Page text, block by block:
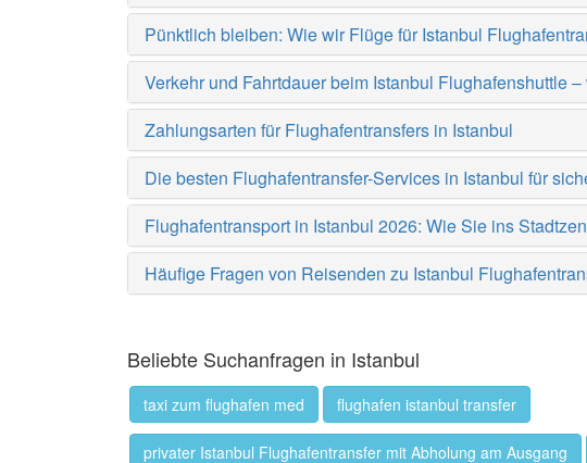
Pünktlich bleiben: Wie wir Flüge für Istanbul
Verkehr und Fahrtdauer beim Istanbul Flughafenshuttle
Zahlungsarten für Flughafentransfers in Istanbul
Die besten Flughafentransfer-Services in Istanbul für
Flughafentransport in Istanbul 2026: Wie Sie ins
Häufige Fragen von Reisenden zu Istanbul
Beliebte Suchanfragen in Istanbul
taxi zum flughafen med flughafen istanbul transfer
privater Istanbul Flughafentransfer mit Abholung am Ausgang